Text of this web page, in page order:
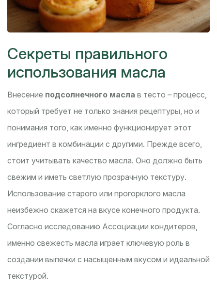
Секреты правильного
использования масла
Внесение подсолнечного масла в тесто – процесс,
который требует не только знания рецептуры, но и
понимания того, как именно функционирует этот
ингредиент в комбинации с другими. Прежде всего,
стоит учитывать качество масла. Оно должно быть
свежим и иметь светлую прозрачную текстуру.
Использование старого или прогорклого масла
неизбежно скажется на вкусе конечного продукта.
Согласно исследованию Ассоциации кондитеров,
именно свежесть масла играет ключевую роль в
создании выпечки с насыщенным вкусом и идеальной
текстурой.